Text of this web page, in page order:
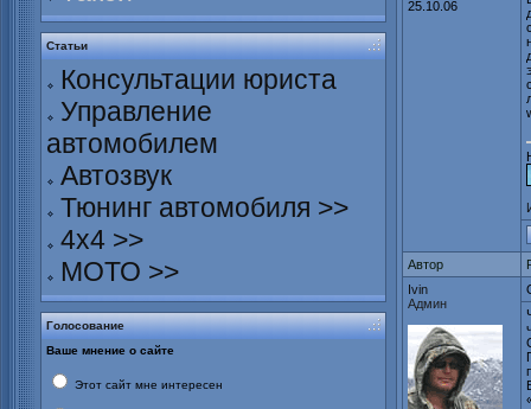
Статьи
Консультации юриста
Управление
автомобилем
Автозвук
Тюнинг автомобиля >>
4х4 >>
МОТО >>
Голосование
Ваше мнение о сайте
Этот сайт мне интересен
25.10.06
Автор
Ivin
Админ